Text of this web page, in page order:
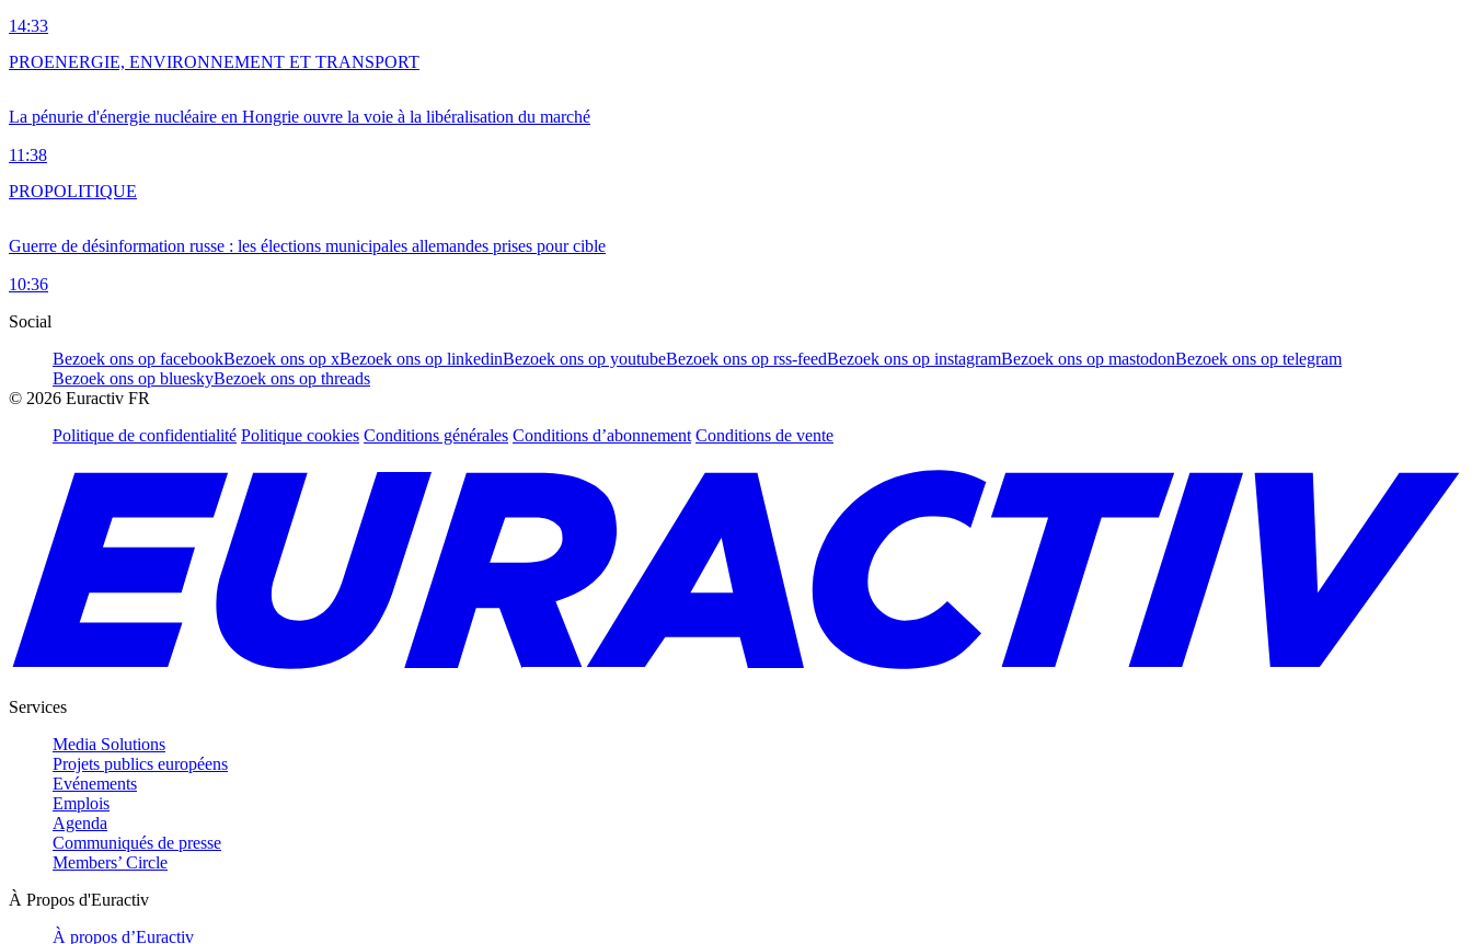
14:33
La pénurie d'énergie nucléaire en Hongrie ouvre la voie à la libéralisation du marché
11:38
PROENERGIE, ENVIRONNEMENT ET TRANSPORT
Guerre de désinformation russe : les élections municipales allemandes prises pour cible
10:36
PROPOLITIQUE
Social
Bezoek ons op facebookBezoek ons op xBezoek ons op linkedinBezoek ons op youtubeBezoek ons op rss-feedBezoek ons op instagramBezoek ons op mastodonBezoek ons op telegram
Bezoek ons op blueskyBezoek ons op threads
© 2026 Euractiv FR
Politique de confidentialité Politique cookies Conditions générales Conditions d’abonnement Conditions de vente
Services
Media Solutions
Projets publics européens
Evénements
Emplois
Agenda
Communiqués de presse
Members’ Circle
À Propos d'Euractiv
À propos d’Euractiv